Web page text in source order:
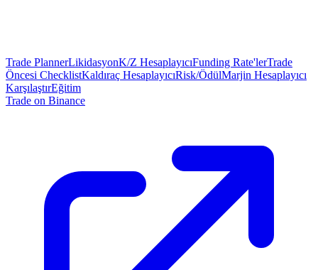
Trade PlannerLikidasyonK/Z HesaplayıcıFunding Rate'lerTrade
Öncesi ChecklistKaldıraç HesaplayıcıRisk/ÖdülMarjin Hesaplayıcı
KarşılaştırEğitim
Trade on Binance